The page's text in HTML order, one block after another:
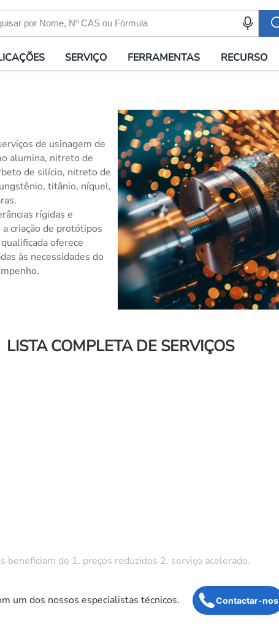
SERVIÇO FERRAMENTAS RECURSO
de usinagem de
alumina, nitreto de
de silício, nitreto de
titânio, níquel,
rígidas e
criação de protótipos
oferece
às necessidades do
LISTA COMPLETA DE SERVIÇOS
de 1. preços reduzidos 2. serviço acelerado.
um dos nossos especialistas técnicos. Contactar-nos